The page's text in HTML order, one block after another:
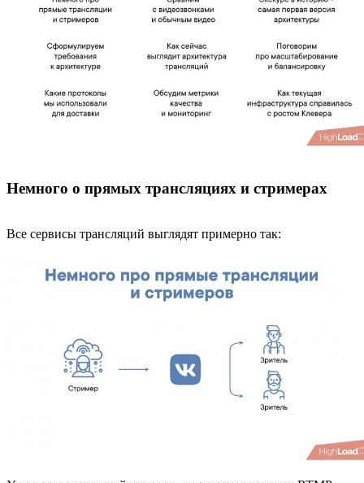
Немного о прямых трансляциях и стримерах
Все сервисы трансляций выглядят примерно так: